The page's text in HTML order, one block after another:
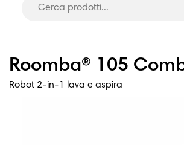
Roomba® 105
Robot 2-in-1 lava e aspira